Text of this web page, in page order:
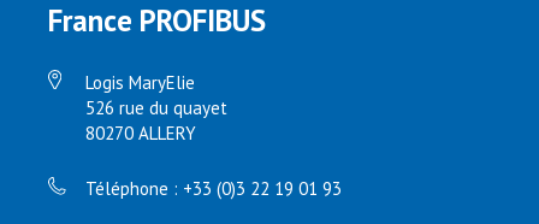
France PROFIBUS
Logis MaryElie
526 rue du quayet
80270 ALLERY
Téléphone : +33 (0)3 22 19 01 93